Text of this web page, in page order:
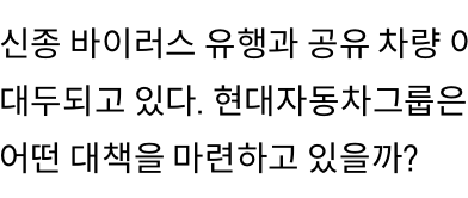
신종 바이러스 유행과 공유 차량
대두되고 있다. 현대자동차그룹
어떤 대책을 마련하고 있을까?